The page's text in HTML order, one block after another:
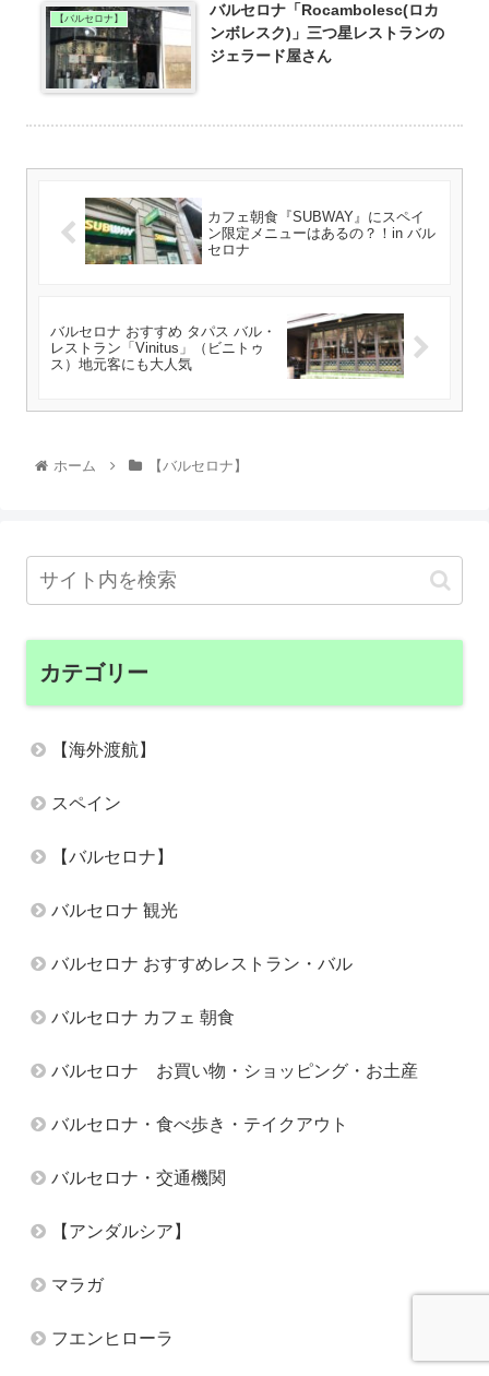
【バルセロナ】
バルセロナ「Rocambolesc(ロカ
ンボレスク)」三つ星レストランの
ジェラード屋さん
カフェ朝食『SUBWAY』にスペイ
ン限定メニューはあるの？！in バル
セロナ
バルセロナ おすすめ タパス バル・
レストラン「Vinitus」（ビニトゥ
ス）地元客にも大人気
ホーム 【バルセロナ】
カテゴリー
【海外渡航】
スペイン
【バルセロナ】
バルセロナ 観光
バルセロナ おすすめレストラン・バル
バルセロナ カフェ 朝食
バルセロナ お買い物・ショッピング・お土産
バルセロナ・食べ歩き・テイクアウト
バルセロナ・交通機関
【アンダルシア】
マラガ
フエンヒローラ